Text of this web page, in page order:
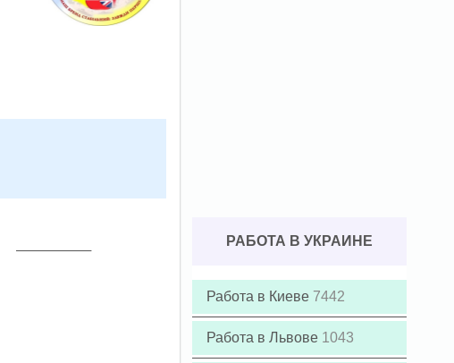
РАБОТА В УКРАИНЕ
Работа в Киеве 7442
Работа в Львове 1043